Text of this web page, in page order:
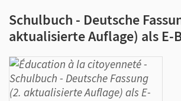
Schulbuch - Deutsche
aktualisierte Auflage) als E-